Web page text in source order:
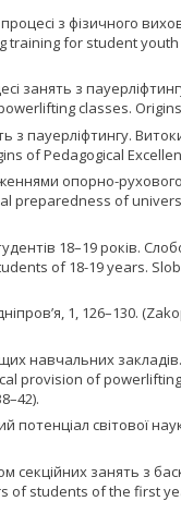
з фізичного
training for student
занять з
classes. Origins
Витоки
of Pedagogical
опорно-
preparedness of
18–19 років.
of 18-19 years.
1, 126–130.
навчальних
provision of
світової
секційних занять з
of students of the first